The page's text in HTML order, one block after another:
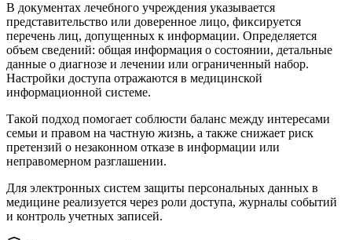
В документах лечебного учреждения указывается
представительство или доверенное лицо, фиксируется
перечень лиц, допущенных к информации. Определяется
объем сведений: общая информация о состоянии, детальные
данные о диагнозе и лечении или ограниченный набор.
Настройки доступа отражаются в медицинской
информационной системе.
Такой подход помогает соблюсти баланс между интересами
семьи и правом на частную жизнь, а также снижает риск
претензий о незаконном отказе в информации или
неправомерном разглашении.
Для электронных систем защиты персональных данных в
медицине реализуется через роли доступа, журналы событий
и контроль учетных записей.